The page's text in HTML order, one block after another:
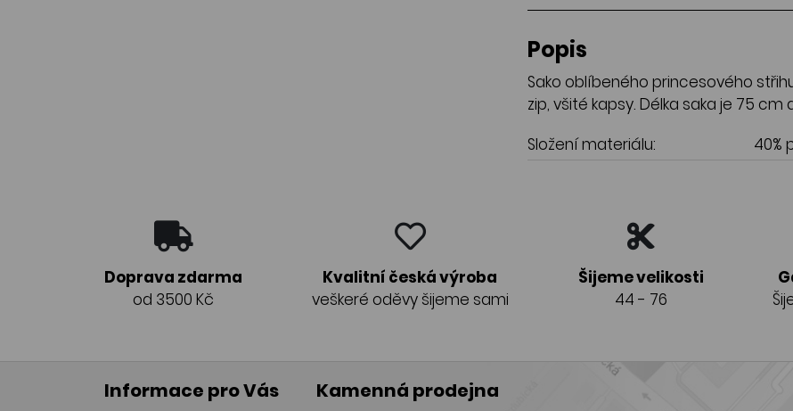
Popis
Sako oblíbeného princesového
zip, všité kapsy. Délka saka je 75 cm
Složení materiálu:
40%
Doprava zdarma
od 3500 Kč
Kvalitní česká výroba
veškeré oděvy šijeme sami
Šijeme velikosti
44 - 76
Informace pro Vás Kamenná prodejna